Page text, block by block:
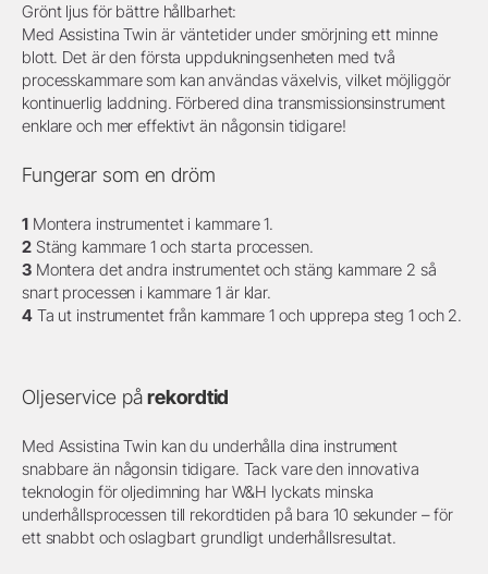
Grönt ljus för bättre hållbarhet:
Med Assistina Twin är väntetider under smörjning ett minne
blott. Det är den första uppdukningsenheten med två
processkammare som kan användas växelvis, vilket möjliggör
kontinuerlig laddning. Förbered dina transmissionsinstrument
enklare och mer effektivt än någonsin tidigare!
Fungerar som en dröm
1Montera instrumentet i kammare 1.
2Stäng kammare 1 och starta processen.
3Montera det andra instrumentet och stäng kammare 2 så
snart processen i kammare 1 är klar.
4Ta ut instrumentet från kammare 1 och upprepa steg 1 och 2.
Oljeservice pårekordtid
Med Assistina Twin kan du underhålla dina instrument
snabbare än någonsin tidigare. Tack vare den innovativa
teknologin för oljedimning har W&H lyckats minska
underhållsprocessen till rekordtiden på bara 10 sekunder – för
ett snabbt och oslagbart grundligt underhållsresultat.